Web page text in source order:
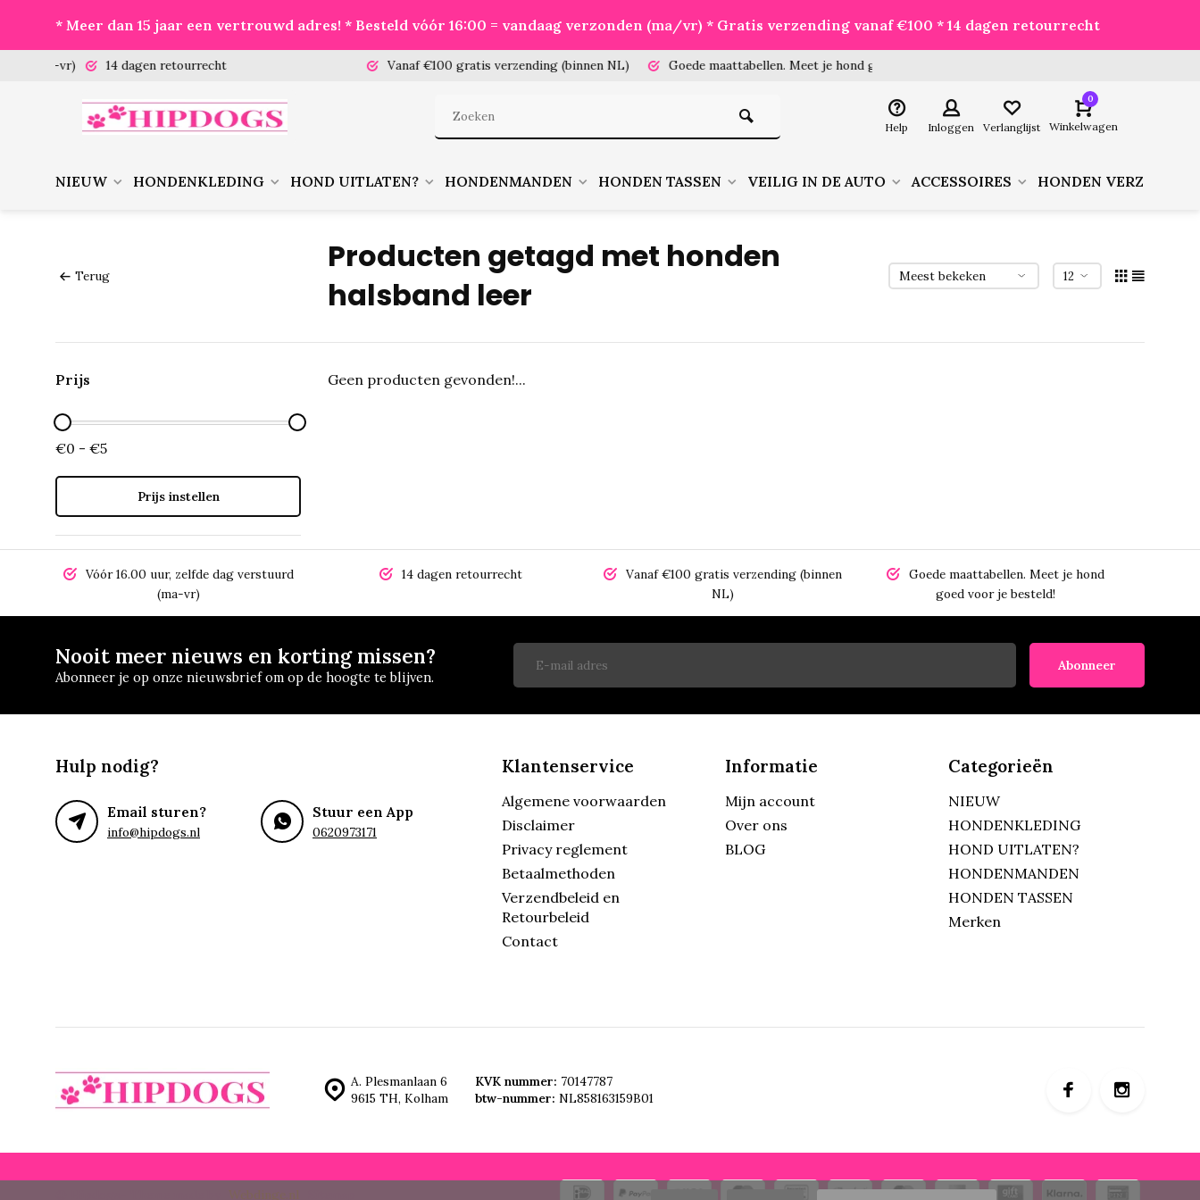
* Meer dan 15 jaar een vertrouwd adres! * Besteld vóór 16:00 = vandaag verzonden (ma/vr) * Gratis verzending vanaf €100 * 14 dagen retourrecht
14 dagen retourrecht Vanaf €100 gratis verzending (binnen NL) Goede maattabellen.Meet je hond goed voor je besteld!
Help Inloggen Verlanglijst
0
Winkelwagen
NIEUW HONDENKLEDING HOND UITLATEN? HONDENMANDEN HONDEN TASSEN VEILIG IN DE AUTO ACCESSOIRES HONDEN
Terug
Producten getagd met honden
halsband leer
Prijs
€0 - €5
Prijs instellen
Geen producten gevonden!...
Vóór 16.00 uur, zelfde dag verstuurd
(ma-vr)
14 dagen retourrecht
Vanaf €100 gratis verzending (binnen
NL)
Goede maattabellen. Meet je hond
goed voor je besteld!
Nooit meer nieuws en korting missen?
Abonneer je op onze nieuwsbrief om op de hoogte te blijven.
Abonneer
Hulp nodig?
Email sturen?
info@hipdogs.nl
Stuur een App
0620973171
Klantenservice
Algemene voorwaarden
Disclaimer
Privacy reglement
Betaalmethoden
Verzendbeleid en
Retourbeleid
Contact
Informatie
Mijn account
Over ons
BLOG
Categorieën
NIEUW
HONDENKLEDING
HOND UITLATEN?
HONDENMANDEN
HONDEN TASSEN
Merken
A. Plesmanlaan 6
9615 TH, Kolham
KVK nummer: 70147787
btw-nummer: NL858163159B01